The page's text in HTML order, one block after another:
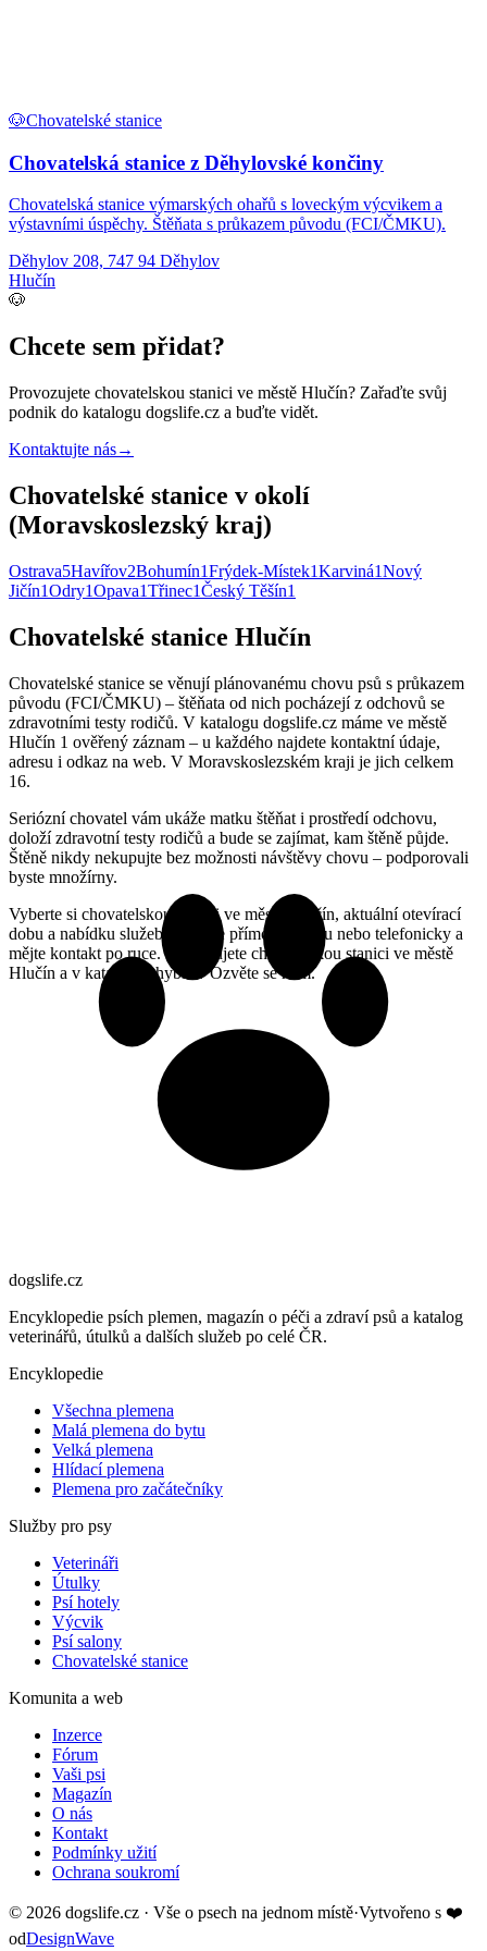
🐶Chovatelské stanice
Chovatelská stanice z Děhylovské končiny
Chovatelská stanice výmarských ohařů s loveckým výcvikem a
výstavními úspěchy. Štěňata s průkazem původu (FCI/ČMKU).
Děhylov 208, 747 94 Děhylov
Hlučín
🐶
Chcete sem přidat?
Provozujete chovatelskou stanici ve městě Hlučín? Zařaďte svůj
podnik do katalogu dogslife.cz a buďte vidět.
Kontaktujte nás→
Chovatelské stanice v okolí
(Moravskoslezský kraj)
Ostrava5Havířov2Bohumín1Frýdek-Místek1Karviná1Nový
Jičín1Odry1Opava1Třinec1Český Těšín1
Chovatelské stanice Hlučín
Chovatelské stanice se věnují plánovanému chovu psů s průkazem
původu (FCI/ČMKU) – štěňata od nich pocházejí z odchovů se
zdravotními testy rodičů. V katalogu dogslife.cz máme ve městě
Hlučín 1 ověřený záznam – u každého najdete kontaktní údaje,
adresu i odkaz na web. V Moravskoslezském kraji je jich celkem
16.
Seriózní chovatel vám ukáže matku štěňat i prostředí odchovu,
doloží zdravotní testy rodičů a bude se zajímat, kam štěně půjde.
Štěně nikdy nekupujte bez možnosti návštěvy chovu – podporovali
byste množírny.
Vyberte si chovatelskou stanici ve městě Hlučín, aktuální otevírací
dobu a nabídku služeb si ověřte přímo na webu nebo telefonicky a
mějte kontakt po ruce. Provozujete chovatelskou stanici ve městě
Hlučín a v katalogu chybíte? Ozvěte se nám.
dogslife.cz
Encyklopedie psích plemen, magazín o péči a zdraví psů a katalog
veterinářů, útulků a dalších služeb po celé ČR.
Encyklopedie
Všechna plemena
Malá plemena do bytu
Velká plemena
Hlídací plemena
Plemena pro začátečníky
Služby pro psy
Veterináři
Útulky
Psí hotely
Výcvik
Psí salony
Chovatelské stanice
Komunita a web
Inzerce
Fórum
Vaši psi
Magazín
O nás
Kontakt
Podmínky užití
Ochrana soukromí
© 2026 dogslife.cz · Vše o psech na jednom místě·Vytvořeno s ❤️
odDesignWave